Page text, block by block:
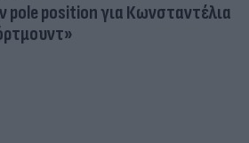
pole position για Κωνσταντέλια